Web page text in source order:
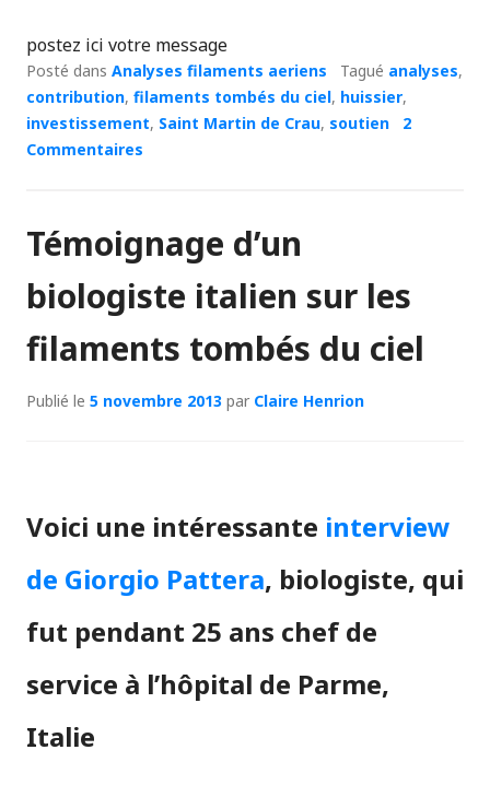
postez ici votre message
Posté dans Analyses filaments aeriens Tagué analyses,
contribution, filaments tombés du ciel, huissier,
investissement, Saint Martin de Crau, soutien
2
Commentaires
Témoignage d’un
biologiste italien sur les
filaments tombés du ciel
Publié le 5 novembre 2013 par Claire Henrion
Voici une intéressante interview
de Giorgio Pattera, biologiste, qui
fut pendant 25 ans chef de
service à l’hôpital de Parme,
Italie